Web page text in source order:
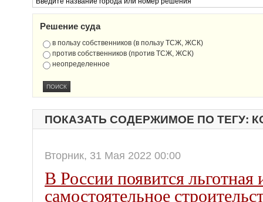
Решение суда
в пользу собственников (в пользу ТСЖ, ЖСК)
против собственников (против ТСЖ, ЖСК)
неопределенное
ПОКАЗАТЬ СОДЕРЖИМОЕ ПО ТЕГУ:
Вторник, 31 Мая 2022 00:00
В России появится льготная
самостоятельное